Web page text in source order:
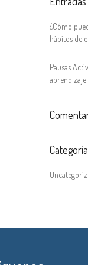
¿Cómo
hábitos de
Pausas
aprendizaje